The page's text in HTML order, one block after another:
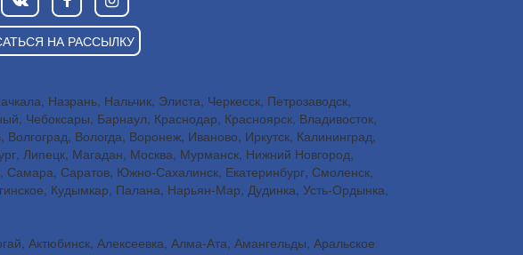
НА РАССЫЛКУ
Назрань, Нальчик, Элиста, Черкесск, Петрозаводск,
Чебоксары, Барнаул, Краснодар, Красноярск, Владивосток,
Вологда, Воронеж, Иваново, Иркутск, Калининград,
Липецк, Магадан, Москва, Мурманск, Нижний Новгород,
Саратов, Южно-Сахалинск, Екатеринбург, Смоленск,
Кудымкар, Палана, Нарьян-Мар, Дудинка, Усть-Ордынка,
Актюбинск, Алексеевка, Алма-Ата, Амангельды, Аральское